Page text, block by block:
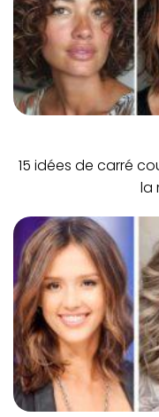
15 idées de carré
la